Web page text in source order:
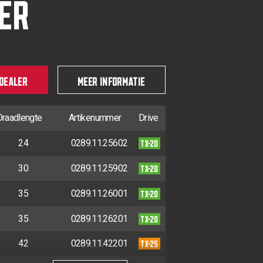
MEER INFORMATIE
Artikenummer Drive
24 0289.11.25602 TX-20
30 0289.11.25902 TX-20
35 0289.11.26001 TX-20
35 0289.11.26201 TX-20
42 0289.11.42201 TX-25